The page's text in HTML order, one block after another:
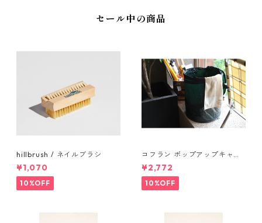
セール中の商品
hillbrush / ネイルブラシ
¥1,070
10%OFF
コフラン ポップアップキャン
プトラッシュカン Sサイズ
¥2,772
10%OFF